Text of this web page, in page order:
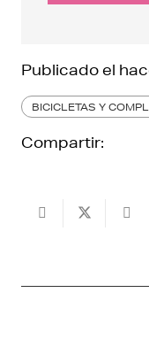
Publicado el
BICICLETAS Y
Compartir: